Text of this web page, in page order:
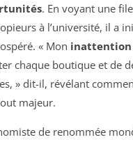
. En voyant une
à l’université, il a
« Mon inattention
chaque boutique et de
» dit-il, révélant
majeur.
de renommée